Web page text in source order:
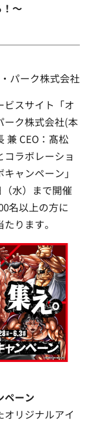
～
パーク株式会社
ビスサイト「オ
ーク株式会社(本
兼 CEO：髙松
ラボレーショ
ャンペーン」
水）まで開催
名以上の方に
ります。
ペーン
リジナルアイ